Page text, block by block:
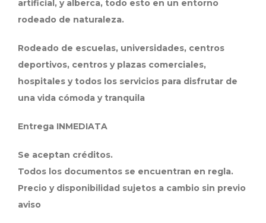
artificial, y alberca, todo esto en un entorno
rodeado de naturaleza.
Rodeado de escuelas, universidades, centros
deportivos, centros y plazas comerciales,
hospitales y todos los servicios para disfrutar de
una vida cómoda y tranquila
Entrega INMEDIATA
Se aceptan créditos.
Todos los documentos se encuentran en regla.
Precio y disponibilidad sujetos a cambio sin previo
aviso